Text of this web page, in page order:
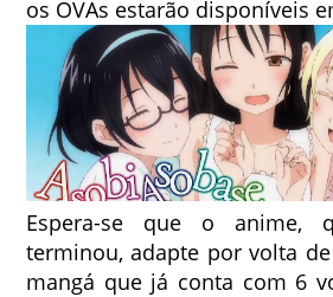
os OVAs estarão disponíveis
Espera-se que o anime,
terminou, adapte por volta
mangá que já conta com 6